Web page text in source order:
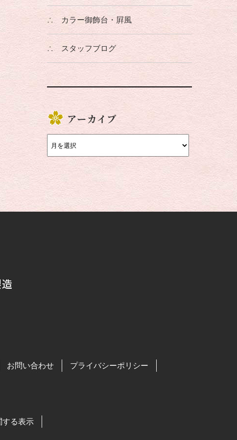
∴ カラー御飾台・屛風
∴ スタッフブログ
アーカイブ
お問い合わせ プライバシーポリシー
する表示